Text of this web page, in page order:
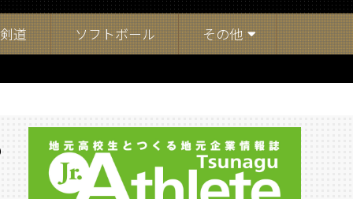
剣道 ソフトボール その他